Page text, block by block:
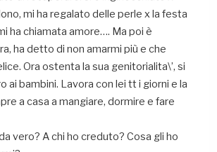
mi ha regalato delle perle x la festa
ha chiamata amore…. Ma poi è
ha detto di non amarmi più e che
Ora ostenta la sua genitorialita\’, si
ai bambini. Lavora con lei tt i giorni e la
a casa a mangiare, dormire e fare
vero? A chi ho creduto? Cosa gli ho